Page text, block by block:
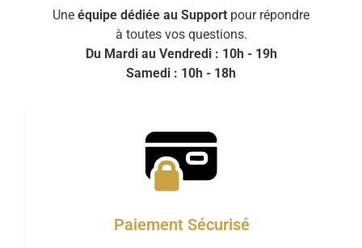
Une équipe dédiée au Support pour répondre
à toutes vos questions.
Du Mardi au Vendredi : 10h - 19h
Samedi : 10h - 18h
Paiement Sécurisé